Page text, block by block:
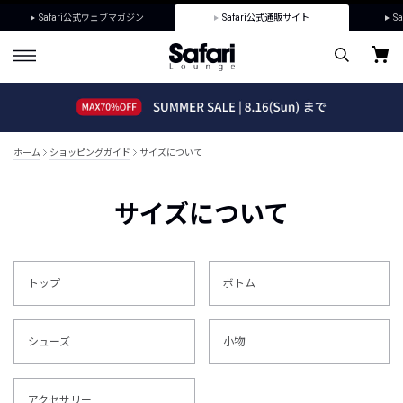
Safari公式ウェブマガジン Safari公式通販サイト
ホーム ショッピングガイド サイズについて
サイズについて
トップ ボトム
シューズ 小物
アクセサリー